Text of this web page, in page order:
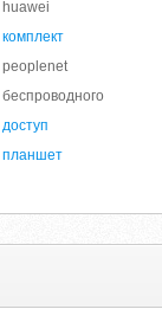
комплект
peoplenet
доступ
планшет